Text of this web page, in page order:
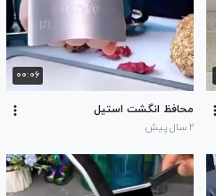
۰۰:۰۶
محافظ انگشت استیل
۲ سال پیش